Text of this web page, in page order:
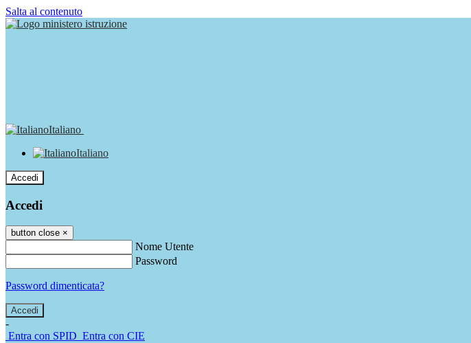
Salta al contenuto
Italiano
Italiano
Accedi
Accedi
button close ×
Nome Utente
Password
Password dimenticata?
-
Entra con SPID Entra con CIE